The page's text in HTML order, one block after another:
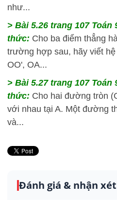
như...
> Bài 5.26 trang 107 Toán
thức: Cho ba điểm thẳng
trường hợp sau, hãy viết
OO', OA...
> Bài 5.27 trang 107 Toán
thức: Cho hai đường tròn
với nhau tại A. Một đường
và...
Đánh giá & nhận xét